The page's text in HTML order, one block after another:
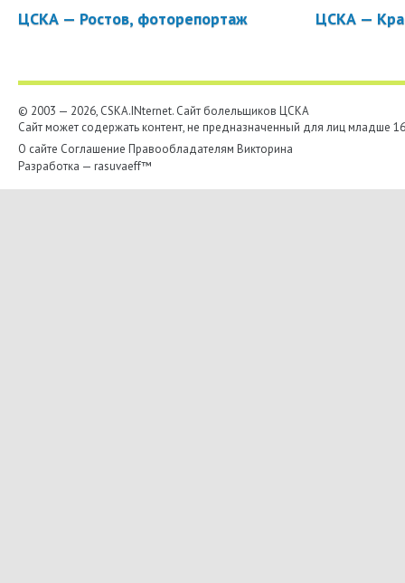
ЦСКА — Ростов, фоторепортаж ЦСКА —
© 2003 — 2026, CSKA.INternet. Cайт болельщиков ЦСКА
Сайт может содержать контент, не предназначенный для лиц младше
О сайте Соглашение Правообладателям Викторина
Разработка — rasuvaeff™